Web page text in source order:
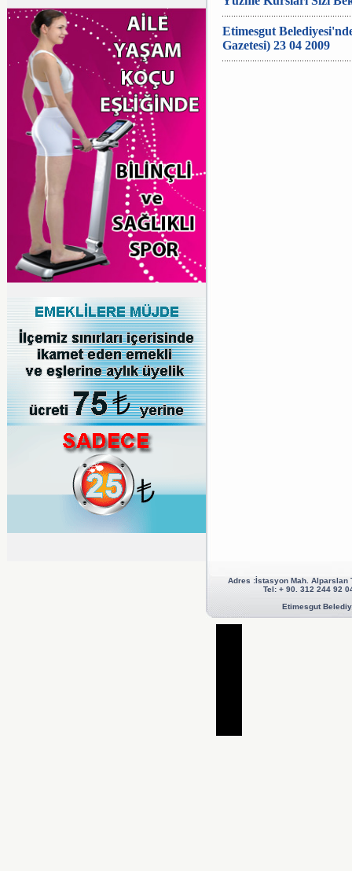
Etimesgut
Gazetesi) 23 04 2009
Adres :İstasyon Mah. Alparslan
Tel: + 90. 312 244 92
Etimesgut